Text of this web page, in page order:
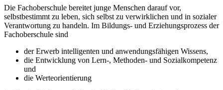
Die Fachoberschule bereitet junge Menschen darauf vor,
selbstbestimmt zu leben, sich selbst zu verwirklichen und in sozialer
Verantwortung zu handeln. Im Bildungs- und Erziehungsprozess der
Fachoberschule sind
der Erwerb intelligenten und anwendungsfähigen Wissens,
die Entwicklung von Lern-, Methoden- und Sozialkompetenz
und
die Werteorientierung